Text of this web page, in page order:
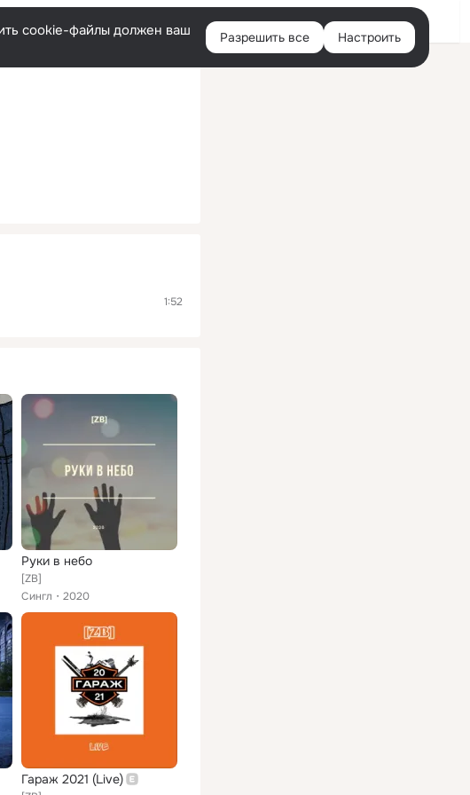
Русский Войти
cookie-файлы должен ваш
Разрешить все Настроить
1:52
Руки в небо
[ZB]
Сингл
2020
Гараж 2021 (Live)